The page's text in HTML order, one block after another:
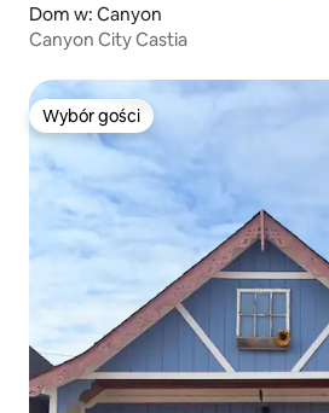
Dom w: Canyon
Canyon City Castia
Wybór gości
Wybór gości